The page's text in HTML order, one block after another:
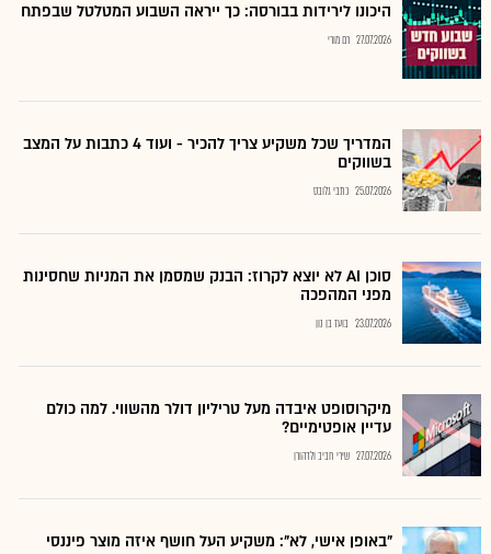
היכונו לירידות בבורסה: כך ייראה השבוע המטלטל שבפתח
27.07.2026 רם מורי
המדריך שכל משקיע צריך להכיר - ועוד 4 כתבות על המצב
בשווקים
25.07.2026 כתבי גלובס
סוכן AI לא יוצא לקרוז: הבנק שמסמן את המניות שחסינות
מפני המהפכה
23.07.2026 בועז בן נון
מיקרוסופט איבדה מעל טריליון דולר מהשווי. למה כולם
עדיין אופטימיים?
27.07.2026 שירי חביב ולדהורן
"באופן אישי, לא": משקיע העל חושף איזה מוצר פיננסי